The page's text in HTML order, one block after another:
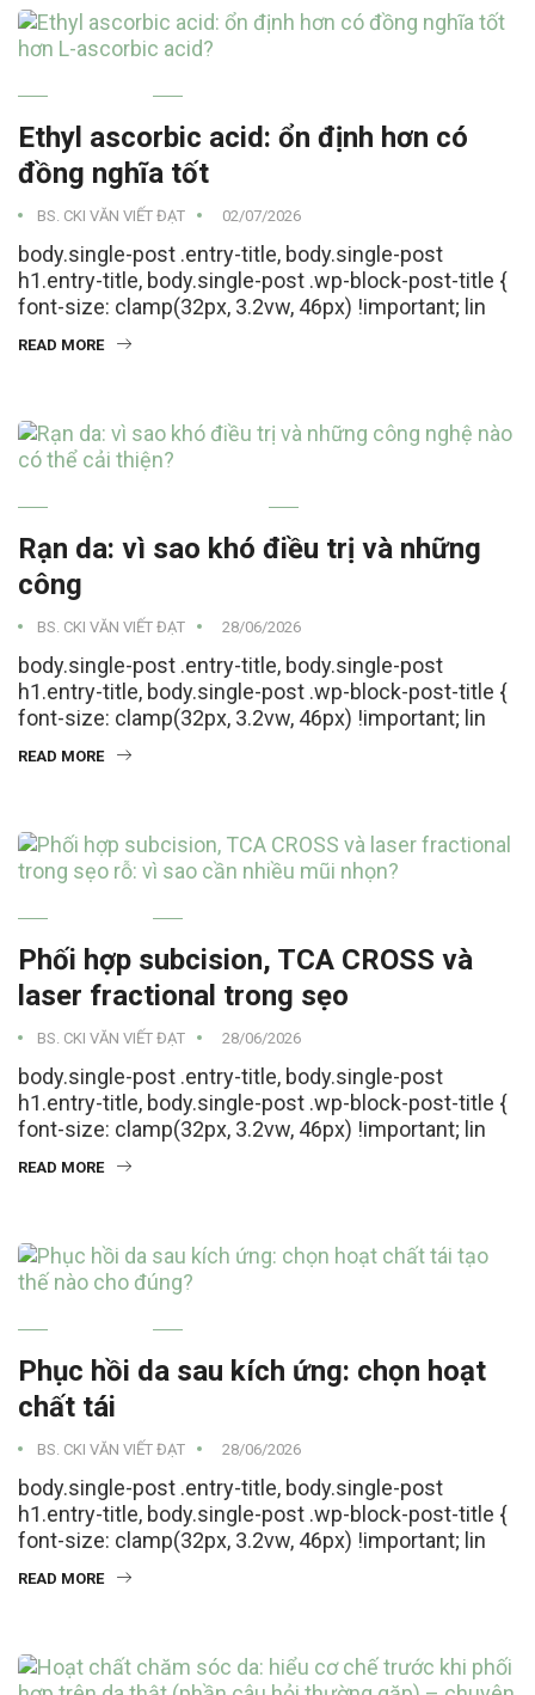
Ethyl ascorbic acid: ổn định hơn có
đồng nghĩa tốt
BS. CKI VĂN VIẾT ĐẠT 02/07/2026
body.single-post .entry-title, body.single-post
h1.entry-title, body.single-post .wp-block-post-title {
font-size: clamp(32px, 3.2vw, 46px) !important; lin
READ MORE
Rạn da: vì sao khó điều trị và những
công
BS. CKI VĂN VIẾT ĐẠT 28/06/2026
body.single-post .entry-title, body.single-post
h1.entry-title, body.single-post .wp-block-post-title {
font-size: clamp(32px, 3.2vw, 46px) !important; lin
READ MORE
Phối hợp subcision, TCA CROSS và
laser fractional trong sẹo
BS. CKI VĂN VIẾT ĐẠT 28/06/2026
body.single-post .entry-title, body.single-post
h1.entry-title, body.single-post .wp-block-post-title {
font-size: clamp(32px, 3.2vw, 46px) !important; lin
READ MORE
Phục hồi da sau kích ứng: chọn hoạt
chất tái
BS. CKI VĂN VIẾT ĐẠT 28/06/2026
body.single-post .entry-title, body.single-post
h1.entry-title, body.single-post .wp-block-post-title {
font-size: clamp(32px, 3.2vw, 46px) !important; lin
READ MORE